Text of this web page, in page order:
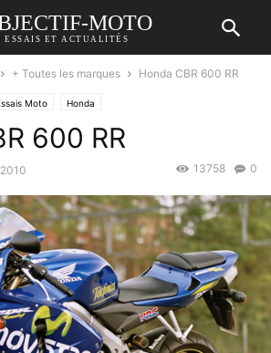
MOTO
ESSAIS ET ACTUALITÉS
+ Toutes les marques Honda CBR 600 RR
Moto Honda
600 RR
0
13758